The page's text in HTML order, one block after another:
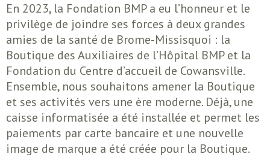
En 2023, la Fondation BMP a eu l’honneur et le
privilège de joindre ses forces à deux grandes
amies de la santé de Brome-Missisquoi : la
Boutique des Auxiliaires de l’Hôpital BMP et la
Fondation du Centre d’accueil de Cowansville.
Ensemble, nous souhaitons amener la Boutique
et ses activités vers une ère moderne. Déjà, une
caisse informatisée a été installée et permet les
paiements par carte bancaire et une nouvelle
image de marque a été créée pour la Boutique.